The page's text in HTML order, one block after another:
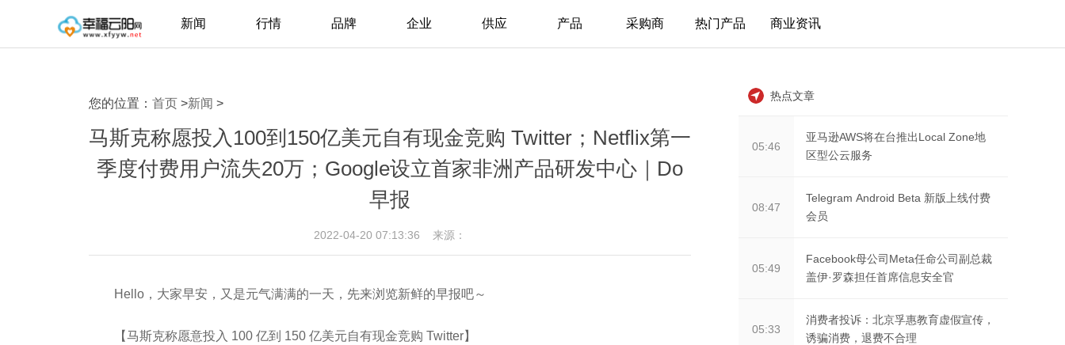
新闻 行情 品牌 企业 供应 产品 采购商 热门产品 商业资讯
您的位置： 首页 >新闻 >
马斯克称愿投入100到150亿美元自有现金竞购 Twitter；Netflix第一
季度付费用户流失20万；Google设立首家非洲产品研发中心｜Do
早报
2022-04-20 07:13:36 来源：
Hello，大家早安，又是元气满满的一天，先来浏览新鲜的早报吧～
【马斯克称愿意投入 100 亿到 150 亿美元自有现金竞购 Twitter】
热点文章
05:46
亚马逊AWS将在台推出Local Zone地
区型公云服务
08:47
Telegram Android Beta 新版上线付费
会员
05:49
Facebook母公司Meta任命公司副总裁
盖伊·罗森担任首席信息安全官
05:33
消费者投诉：北京孚惠教育虚假宣传，
诱骗消费，退费不合理